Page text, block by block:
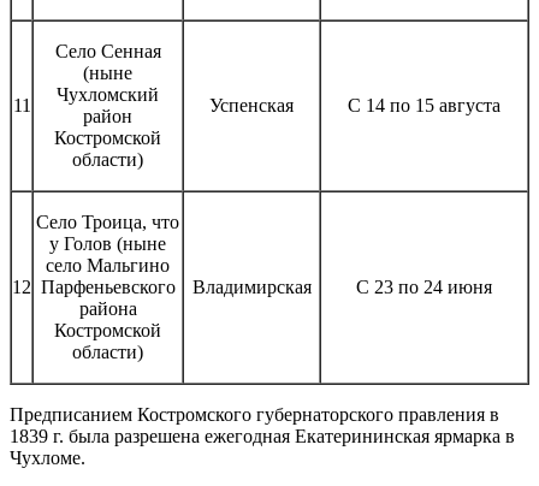
11
Село Сенная
(ныне
Чухломский
район
Костромской
области)
Успенская С 14 по 15 августа
12
Село Троица, что
у Голов (ныне
село Мальгино
Парфеньевского
района
Костромской
области)
Владимирская С 23 по 24 июня
Предписанием Костромского губернаторского правления в
1839 г. была разрешена ежегодная Екатерининская ярмарка в
Чухломе.